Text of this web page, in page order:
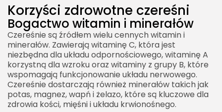
Korzyści zdrowotne czereśni
Bogactwo witamin i minerałów
Czereśnie są źródłem wielu cennych witamin i
minerałów. Zawierają witaminę C, która jest
niezbędna dla układu odpornościowego, witaminę A
korzystną dla wzroku oraz witaminy z grupy B, które
wspomagają funkcjonowanie układu nerwowego.
Czereśnie dostarczają również minerałów takich jak
potas, magnez, wapń i żelazo, które są kluczowe dla
zdrowia kości, mięśni i układu krwionośnego.
Czereśniowy deser z jogurtem greckim
Składniki
Przygotowanie
Podsumowanie
Ciekawostki o czereśniach